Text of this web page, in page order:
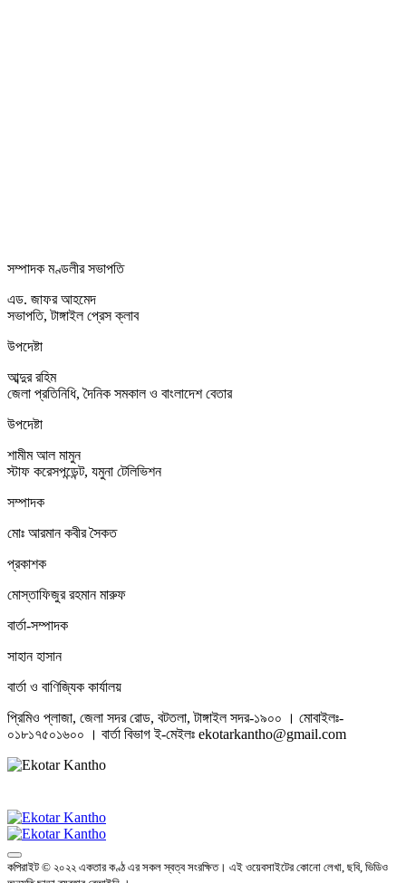
সম্পাদক মণ্ডলীর সভাপতি
এড. জাফর আহমেদ
সভাপতি, টাঙ্গাইল প্রেস ক্লাব
উপদেষ্টা
আব্দুর রহিম
জেলা প্রতিনিধি, দৈনিক সমকাল ও বাংলাদেশ বেতার
উপদেষ্টা
শামীম আল মামুন
স্টাফ করেসপন্ডেন্ট, যমুনা টেলিভিশন
সম্পাদক
মোঃ আরমান কবীর সৈকত
প্রকাশক
মোস্তাফিজুর রহমান মারুফ
বার্তা-সম্পাদক
সাহান হাসান
বার্তা ও বাণিজ্যিক কার্যালয়
প্রিমিও প্লাজা, জেলা সদর রোড, বটতলা, টাঙ্গাইল সদর-১৯০০ । মোবাইলঃ-
০১৮১৭৫০১৬০০ । বার্তা বিভাগ ই-মেইলঃ ekotarkantho@gmail.com
কপিরাইট © ২০২২ একতার কণ্ঠ এর সকল স্বত্ব সংরক্ষিত। এই ওয়েবসাইটের কোনো লেখা, ছবি, ভিডিও